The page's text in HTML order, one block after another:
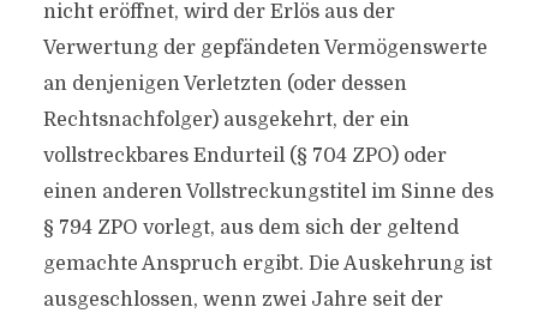
nicht eröffnet, wird der Erlös aus der
Verwertung der gepfändeten Vermögenswerte
an denjenigen Verletzten (oder dessen
Rechtsnachfolger) ausgekehrt, der ein
vollstreckbares Endurteil (§ 704 ZPO) oder
einen anderen Vollstreckungstitel im Sinne des
§ 794 ZPO vorlegt, aus dem sich der geltend
gemachte Anspruch ergibt. Die Auskehrung ist
ausgeschlossen, wenn zwei Jahre seit der